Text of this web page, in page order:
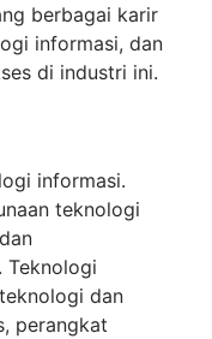
berbagai karir
informasi, dan
di industri ini.
informasi.
teknologi
Teknologi
dan
perangkat